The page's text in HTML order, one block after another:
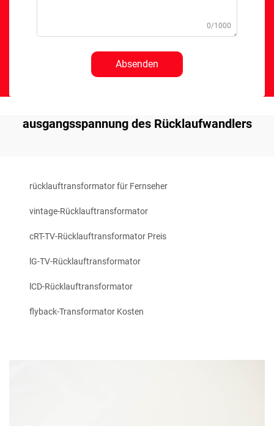
0/1000
Absenden
ausgangsspannung des Rücklaufwandlers
rücklauftransformator für Fernseher
vintage-Rücklauftransformator
cRT-TV-Rücklauftransformator Preis
lG-TV-Rücklauftransformator
lCD-Rücklauftransformator
flyback-Transformator Kosten